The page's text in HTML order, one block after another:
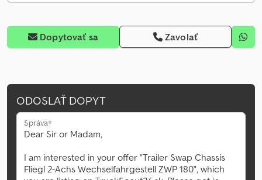
Dopytovať sa Zavolať
ODOSLAŤ DOPYT
Správa*